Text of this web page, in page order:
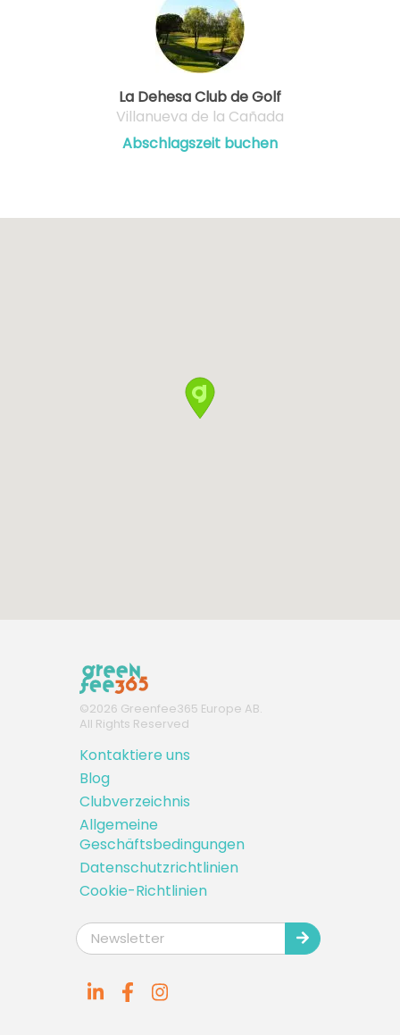
La Dehesa Club de Golf
Villanueva de la Cañada
Abschlagszeit buchen
©2026 Greenfee365 Europe AB.
All Rights Reserved
Kontaktiere uns
Blog
Clubverzeichnis
Allgemeine
Geschäftsbedingungen
Datenschutzrichtlinien
Cookie-Richtlinien